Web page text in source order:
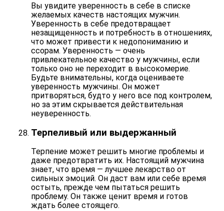
Вы увидите уверенность в себе в списке
желаемых качеств настоящих мужчин.
Уверенность в себе предотвращает
незащищенность и потребность в отношениях,
что может привести к недопониманию и
ссорам. Уверенность — очень
привлекательное качество у мужчины, если
только оно не переходит в высокомерие.
Будьте внимательны, когда оцениваете
уверенность мужчины. Он может
притворяться, будто у него все под контролем,
но за этим скрывается действительная
неуверенность.
Терпеливый или выдержанный
Терпение может решить многие проблемы и
даже предотвратить их. Настоящий мужчина
знает, что время — лучшее лекарство от
сильных эмоций. Он даст вам или себе время
остыть, прежде чем пытаться решить
проблему. Он также ценит время и готов
ждать более стоящего.